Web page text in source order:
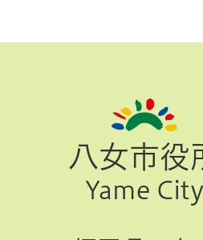
八女市役
Yame City